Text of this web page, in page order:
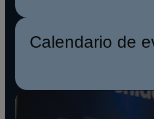
Calendario de